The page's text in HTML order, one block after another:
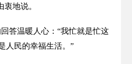
地说。
答温暖人心：“我忙就是忙这
人民的幸福生活。”